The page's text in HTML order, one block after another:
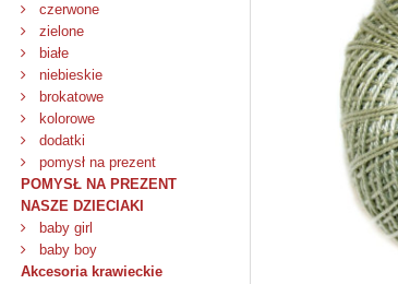
czerwone
zielone
białe
niebieskie
brokatowe
kolorowe
dodatki
pomysł na prezent
POMYSŁ NA PREZENT
NASZE DZIECIAKI
baby girl
baby boy
Akcesoria krawieckie